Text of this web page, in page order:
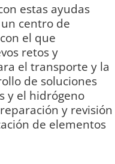
estas ayudas
centro de
el que
retos y
el transporte y la
de soluciones
y el hidrógeno
y revisión
de elementos